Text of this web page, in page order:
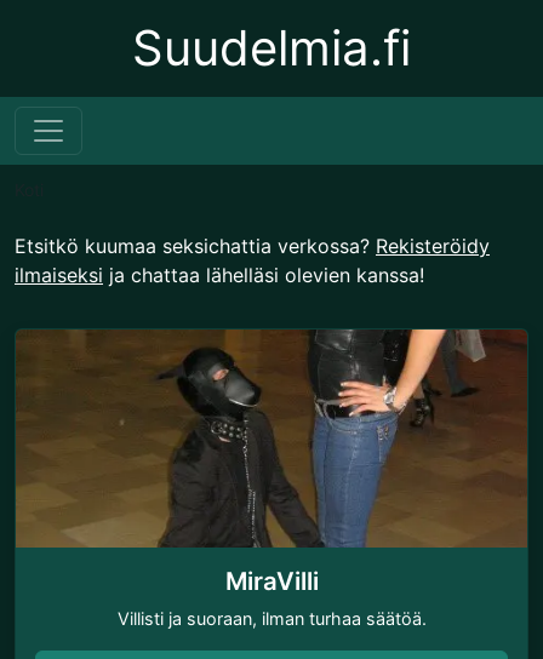
Suudelmia.fi
Etsitkö kuumaa seksichattia verkossa? Rekisteröidy
ilmaiseksi ja chattaa lähelläsi olevien kanssa!
MiraVilli
Villisti ja suoraan, ilman turhaa säätöä.